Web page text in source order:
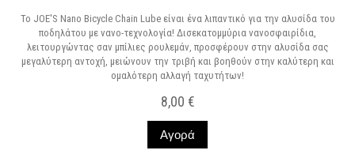
Το JOE'S Nano Bicycle Chain Lube είναι ένα λιπαντικό για την αλυσίδα του
ποδηλάτου με νανο-τεχνολογία! Δισεκατομμύρια νανοσφαιρίδια,
λειτουργώντας σαν μπίλιες ρουλεμάν, προσφέρουν στην αλυσίδα σας
μεγαλύτερη αντοχή, μειώνoυν την τριβή και βοηθούν στην καλύτερη και
ομαλότερη αλλαγή ταχυτήτων!
8,00 €
Αγορά